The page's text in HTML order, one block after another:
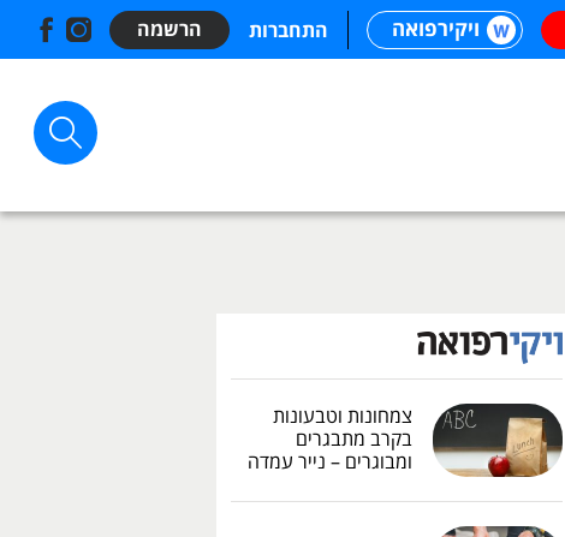
ויקירפואה התחברות הרשמה
צמחונות וטבעונות
בקרב מתבגרים
ומבוגרים – נייר עמדה